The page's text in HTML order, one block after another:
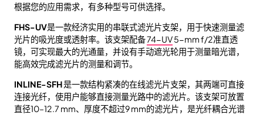
根据您的应用需求，有多种型号可供选择。
FHS-UV是一款经济实用的串联式滤光片支架，用于快速测量滤
光片的吸光度或透射率。该支架配备74-UV5-mm f/2准直透
镜，可实现最大的光通量，并设有手动遮光轮用于测量暗光谱，
能高效完成滤光片的测量和调节。
INLINE-SFH是一款结构紧凑的在线滤光片支架，其两端可直接
连接光纤，使用户能够直接测量光路中的滤光片。该支架可放置
直径10–12.7 mm、厚度不超过9 mm的滤光片，是光纤耦合光谱